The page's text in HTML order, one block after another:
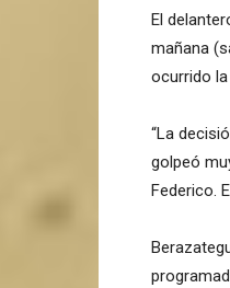
El
mañana
ocurrido
“La
golpeó
Federico.